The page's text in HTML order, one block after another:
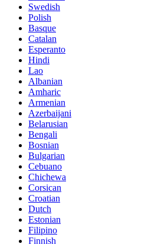
Swedish
Polish
Basque
Catalan
Esperanto
Hindi
Lao
Albanian
Amharic
Armenian
Azerbaijani
Belarusian
Bengali
Bosnian
Bulgarian
Cebuano
Chichewa
Corsican
Croatian
Dutch
Estonian
Filipino
Finnish